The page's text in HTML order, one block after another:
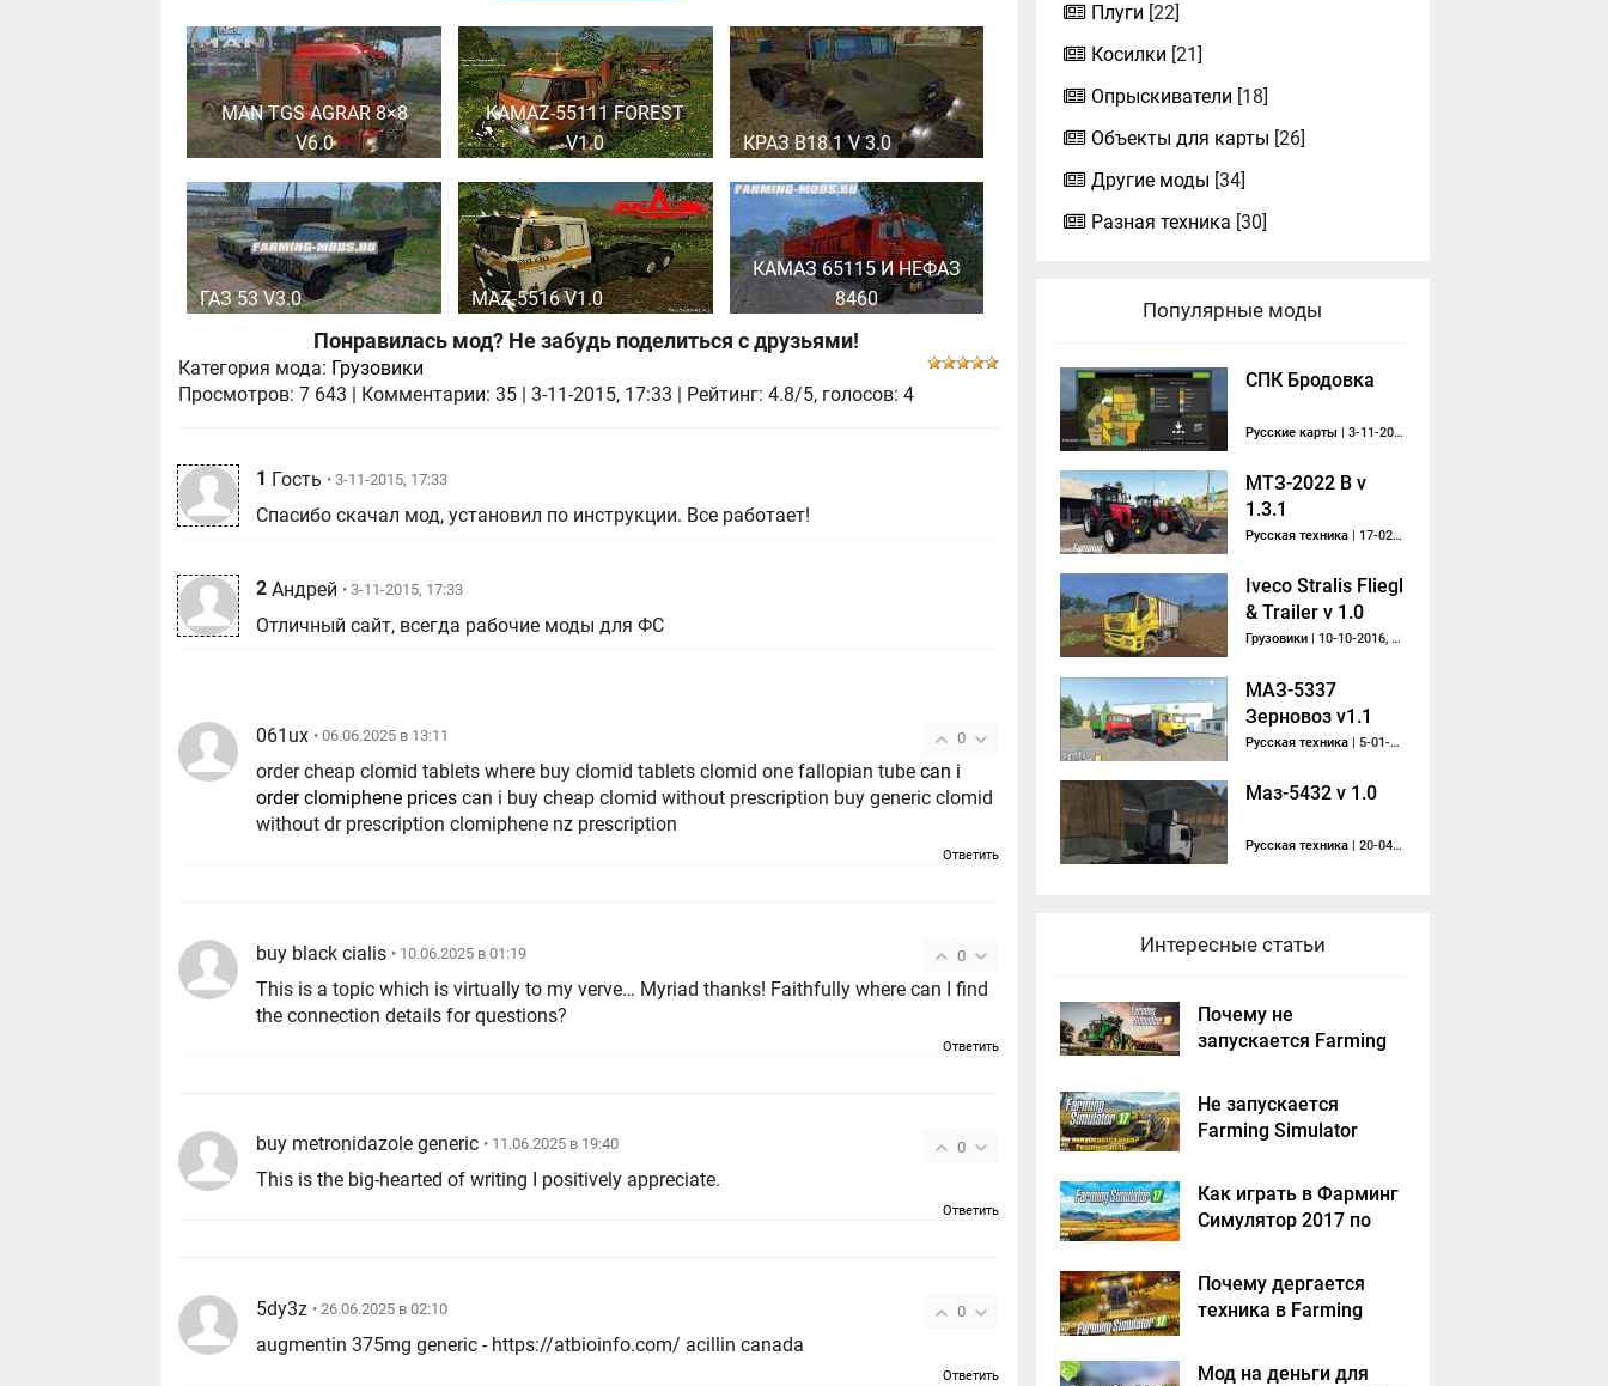
MAN TGS AGRAR 8×8
V6.0
KAMAZ-55111 FOREST
V1.0
КРАЗ В18.1 V 3.0
ГАЗ 53 V3.0 MAZ-5516 V1.0
КАМАЗ 65115 И НЕФАЗ
8460
Понравилась мод? Не забудь поделиться с друзьями!
Категория мода: Грузовики
Просмотров: 7 643 Комментарии: 35 |3-11-2015, 17:33 | Рейтинг: 4.8/5, голосов:4
1 Гость • 3-11-2015, 17:33
Спасибо скачал мод, установил по инструкции. Все работает!
2 Андрей • 3-11-2015, 17:33
Отличный сайт, всегда рабочие моды для ФС
0
061ux • 06.06.2025 в 13:11
order cheap clomid tablets where buy clomid tablets clomid one fallopian tubecan i
order clomiphene prices can i buy cheap clomid without prescription buy generic clomid
without dr prescription clomiphene nz prescription
Ответить
0
buy black cialis • 10.06.2025 в 01:19
This is a topic which is virtually to my verve… Myriad thanks! Faithfully where can I find
the connection details for questions?
Ответить
0
buy metronidazole generic • 11.06.2025 в 19:40
This is the big-hearted of writing I positively appreciate.
Ответить
0
5dy3z • 26.06.2025 в 02:10
augmentin 375mg generic - https://atbioinfo.com/ acillin canada
Ответить
Плуги [22]
Косилки [21]
Опрыскиватели [18]
Объекты для карты [26]
Другие моды [34]
Разная техника [30]
Популярные моды
СПК Бродовка
Русские карты | 3-11-2019, 19:49
МТЗ-2022 В v
1.3.1
Русская техника | 17-02-2019, 13:37
Iveco Stralis Fliegl
& Trailer v 1.0
Грузовики | 10-10-2016, 10:52
МАЗ-5337
Зерновоз v1.1
Русская техника | 5-01-2020, 10:25
Маз-5432 v 1.0
Русская техника | 20-04-2019, 06:09
Интересные статьи
Почему не
запускается Farming
решение
Не запускается
Farming Simulator
Как играть в Фарминг
Симулятор 2017 по
Почему дергается
техника в Farming
Мод на деньги для